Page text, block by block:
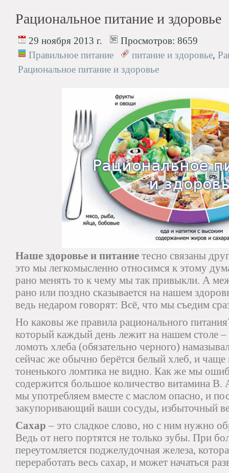
Рациональное питание и здоровье
29 ноября 2013 г. Просмотров: 8659
Правильное питание
питание и здоровье,
Рациональное питание и здоровье
Наше здоровье и питание тесно связаны
это мы легкомысленно относимся к этому
рано менять то к чему мы так привыкли. А
рано или поздно сказывается на нашем
ведь недаром говорят: Всё, что мы съедим
Но каковы же правила рационального
который каждый день лежит на нашем столе
ломоть хлеба (обязательно черного)
сейчас же обычно берётся белый хлеб, и чаще
тоненького ломтика не видно. Как же мы
содержится большое количество витамина В.
мы употребляем вместе с маслом опасно, и
закупоривающий ваши сосуды, избыточный
Сахар – это сладкое слово, но с ним нужно
Ведь от него портятся не только зубы. При
переутомляется поджелудочная железа,
переработать весь сахар, и может начаться